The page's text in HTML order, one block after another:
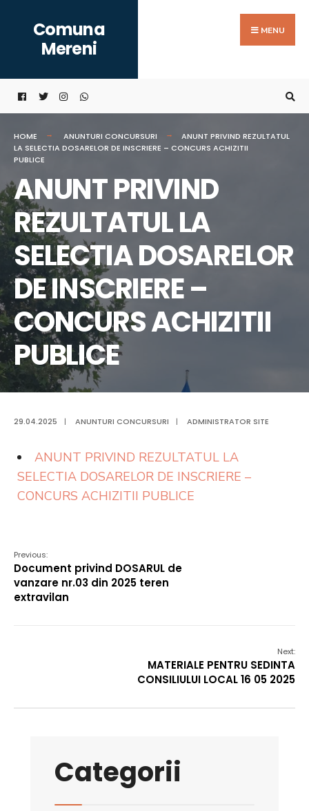
content
Comuna
Mereni
MENU
HOME ANUNTURI CONCURSURI
ANUNT PRIVIND REZULTATUL
LA SELECTIA DOSARELOR DE INSCRIERE – CONCURS ACHIZITII
PUBLICE
ANUNT PRIVIND
REZULTATUL LA
SELECTIA DOSARELOR
DE INSCRIERE –
CONCURS ACHIZITII
PUBLICE
29.04.2025 | ANUNTURI CONCURSURI | ADMINISTRATOR SITE
ANUNT PRIVIND REZULTATUL LA
SELECTIA DOSARELOR DE INSCRIERE –
CONCURS ACHIZITII PUBLICE
Previous:
Document privind DOSARUL de
vanzare nr.03 din 2025 teren
extravilan
Next:
MATERIALE PENTRU SEDINTA
CONSILIULUI LOCAL 16 05 2025
Categorii
for: